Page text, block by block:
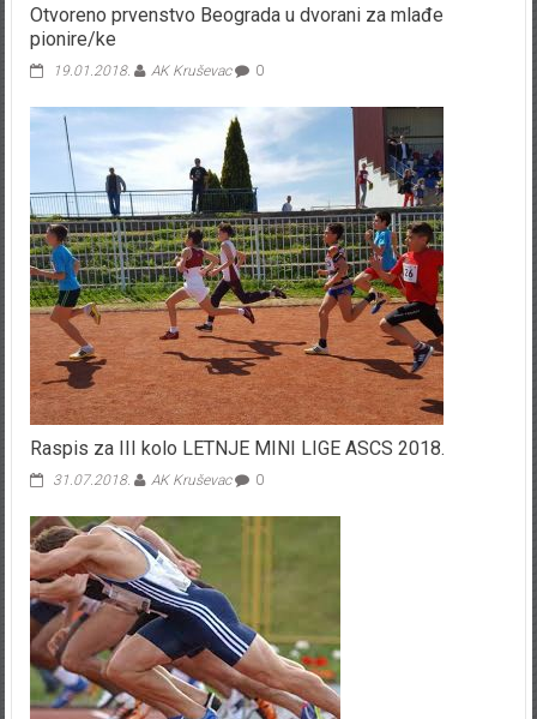
Otvoreno prvenstvo Beograda u dvorani za mlađe
pionire/ke
19.01.2018. AK Kruševac 0
Raspis za III kolo LETNJE MINI LIGE ASCS 2018.
31.07.2018. AK Kruševac 0